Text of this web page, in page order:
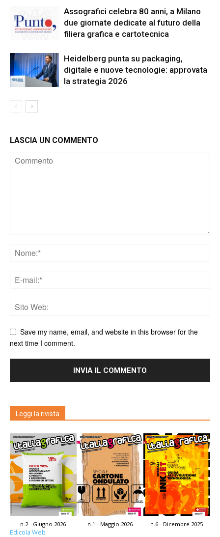
Assografici celebra 80 anni, a Milano
due giornate dedicate al futuro della
filiera grafica e cartotecnica
Heidelberg punta su packaging,
digitale e nuove tecnologie: approvata
la strategia 2026
LASCIA UN COMMENTO
Save my name, email, and website in this browser for the
next time I comment.
Leggi la rivista
n.2 - Giugno 2026 n.1 - Maggio 2026 n.6 - Dicembre 2025
Edicola Web